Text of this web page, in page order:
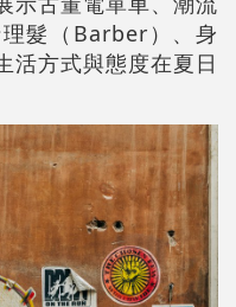
髮（Barber）、身
活方式與態度在夏日